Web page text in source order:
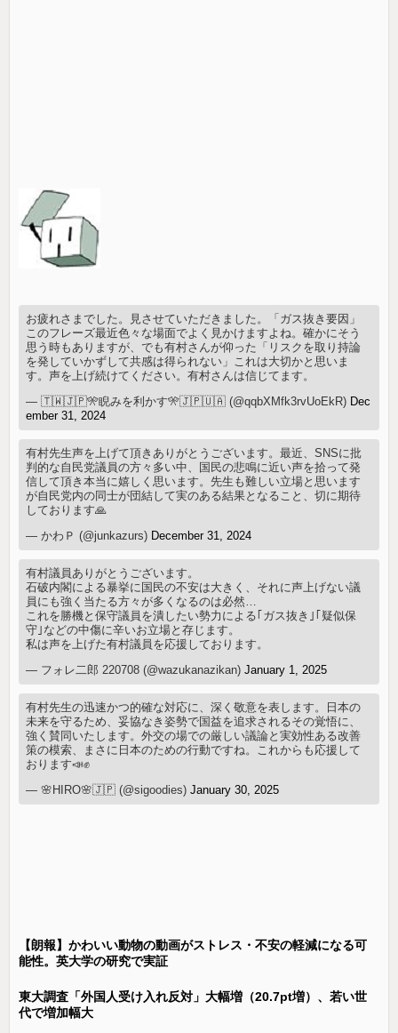
お疲れさまでした。見させていただきました。「ガス抜き要因」
このフレーズ最近色々な場面でよく見かけますよね。確かにそう
思う時もありますが、でも有村さんが仰った「リスクを取り持論
を発していかずして共感は得られない」これは大切かと思いま
す。声を上げ続けてください。有村さんは信じてます。
— 🇹🇼🇯🇵🎌睨みを利かす🎌🇯🇵🇺🇦 (@qqbXMfk3rvUoEkR) Dec
ember 31, 2024
有村先生声を上げて頂きありがとうございます。最近、SNSに批
判的な自民党議員の方々多い中、国民の悲鳴に近い声を拾って発
信して頂き本当に嬉しく思います。先生も難しい立場と思います
が自民党内の同士が団結して実のある結果となること、切に期待
しております🙏
— かわＰ (@junkazurs) December 31, 2024
有村議員ありがとうございます。
石破内閣による暴挙に国民の不安は大きく、それに声上げない議
員にも強く当たる方々が多くなるのは必然…
これを勝機と保守議員を潰したい勢力による｢ガス抜き｣｢疑似保
守｣などの中傷に辛いお立場と存じます。
私は声を上げた有村議員を応援しております。
— フォレ二郎 220708 (@wazukanazikan)January 1, 2025
有村先生の迅速かつ的確な対応に、深く敬意を表します。日本の
未来を守るため、妥協なき姿勢で国益を追求されるその覚悟に、
強く賛同いたします。外交の場での厳しい議論と実効性ある改善
策の模索、まさに日本のための行動ですね。これからも応援して
おります📣✊
— 🌸HIRO🌸🇯🇵 (@sigoodies)January 30, 2025
【朗報】かわいい動物の動画がストレス・不安の軽減になる可
能性。英大学の研究で実証
東大調査「外国人受け入れ反対」大幅増（20.7pt増）、若い世
代で増加幅大